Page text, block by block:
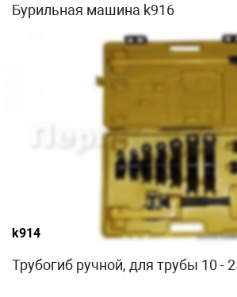
Бурильная машина k916
k914
Трубогиб ручной, для трубы 10 -